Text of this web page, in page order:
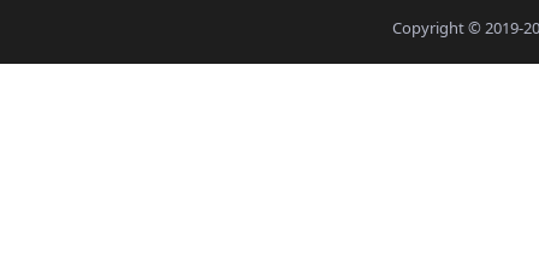
Copyright © 2019-